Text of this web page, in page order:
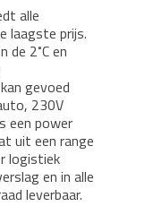
alle
laagste prijs.
de 2˚C en
gevoed
230V
een power
uit een range
logistiek
en in alle
leverbaar.